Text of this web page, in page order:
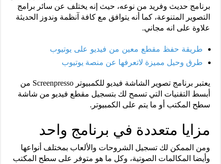
برنامج حديث وفريد من نوعه، حيث إنه يختلف عن سائر برامج
التصوير المتنوعة، كما أنه يتوافق مع كافة آنظمة وندوز الحديثة
علاوة على انه مجاني.
طريقة حفظ مقطع معين من فيديو على يوتيوب
طرق وحيل مميزة لاتعرفها عن منصة يوتيوب
يعتبر برنامج تصوير الشاشة فيديو للكمبيوتر Screenpresso من
أبسط التقنيات التي تسمح لك بتسجيل مقطع فيديو من شاشة
سطح المكتب أو ما يتم على الكمبيوتر.
مزايا متعددة في برنامج واحد
ومن الممكن لك تسجيل الشروحات والألعاب بمختلف أنواعها
وأيضا المكالمات الصوتية، وكل ما هو متوفر على سطح المكتب